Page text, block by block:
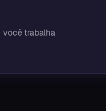
você trabalha